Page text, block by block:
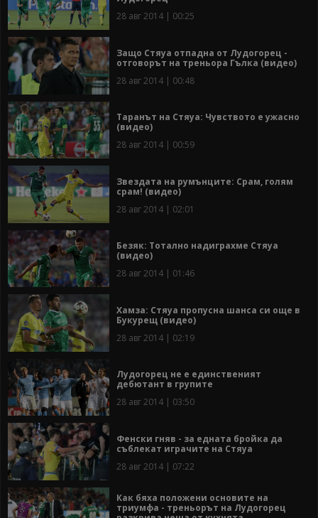
28 авг 2014 | 00:25
Защо Стяуа отпадна от Лудогорец -
отговорът на треньора Гълка (видео)
28 авг 2014 | 00:48
Таранът на Стяуа: Чувството е ужасно
(видео)
28 авг 2014 | 00:59
Звездата на румънците: Срам, голям
срам! (видео)
28 авг 2014 | 02:01
Безяк: Тотално надиграхме Стяуа
(видео)
28 авг 2014 | 01:46
Хамза: Стяуа пропусна шанса си още в
Букурещ (видео)
28 авг 2014 | 02:19
Лудогорец не е единственият
дебютант в групите
28 авг 2014 | 03:50
Фенски гняв - за едната бройка да
съблекат играчите на Стяуа
28 авг 2014 | 07:22
Как бяха положени основите на
триумфа - треньорът на Лудогорец